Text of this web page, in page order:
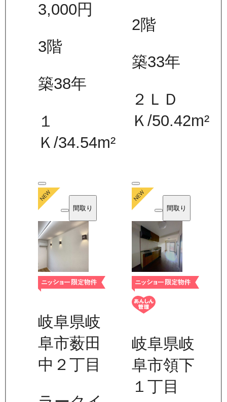
3,000円
3階
築38年
１
Ｋ/34.54m²
2階
築33年
２ＬＤ
Ｋ /50.42m²
間取り
岐阜県岐
阜市薮田
中２丁目
間取り
岐阜県岐
阜市領下
１丁目